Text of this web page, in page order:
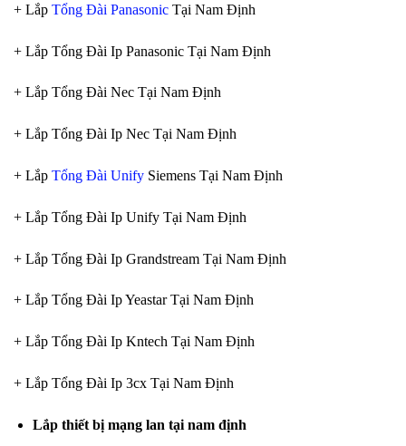
+ Lắp Tổng Đài Panasonic Tại Nam Định
+ Lắp Tổng Đài Ip Panasonic Tại Nam Định
+ Lắp Tổng Đài Nec Tại Nam Định
+ Lắp Tổng Đài Ip Nec Tại Nam Định
+ Lắp Tổng Đài Unify Siemens Tại Nam Định
+ Lắp Tổng Đài Ip Unify Tại Nam Định
+ Lắp Tổng Đài Ip Grandstream Tại Nam Định
+ Lắp Tổng Đài Ip Yeastar Tại Nam Định
+ Lắp Tổng Đài Ip Kntech Tại Nam Định
+ Lắp Tổng Đài Ip 3cx Tại Nam Định
Lắp thiết bị mạng lan tại nam định